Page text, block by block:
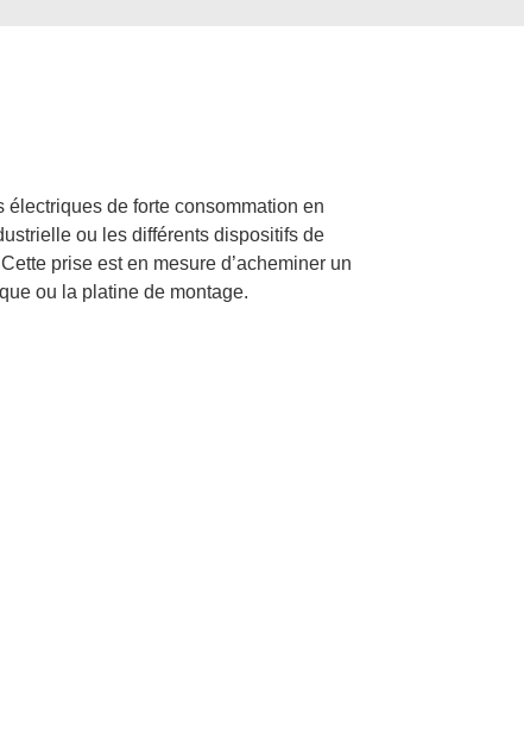
de forte consommation en
ou les différents dispositifs de
prise est en mesure d’acheminer un
ou la platine de montage.